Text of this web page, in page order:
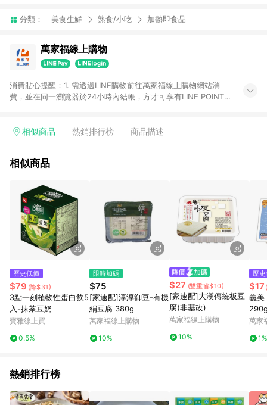
分類： 美食生鮮 熟食/小吃 加熱即食品
萬家福線上購物
消費貼心提醒：1. 需透過LINE購物前往萬家福線上購物網站消
費，並在同一瀏覽器於24小時內結帳，方才可享有LINE POINTS
4. 不具回饋資格種類商品：電子禮券。 5. 回饋點數計算將排除訂
錄，相關問題請於保留時間內聯絡客服中心，並由康達盛通生活
提供簡單、快速、輕鬆的購物流程及體驗，將不定期推出精選、
話題性或期間限定商品來滿足您的喜好。
相似商品 熱銷排行榜 商品描述
相似商品
歷史低價
$79 (降$31)
3點一刻植物性蛋白飲5
入-抹茶豆奶
寶雅線上買
0.5%
限時加碼
$75
[家速配]淳淳御豆-有機
絹豆腐 380g
萬家福線上購物
10%
$27 (雙重省$10)
[家速配]大漢傳統板豆
腐(非基改)
萬家福線上購物
10%
歷
$17
義美
萬家
1%
熱銷排行榜